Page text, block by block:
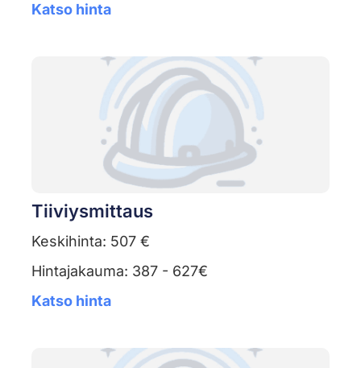
Katso hinta
Tiiviysmittaus
Keskihinta: 507 €
Hintajakauma: 387 - 627€
Katso hinta